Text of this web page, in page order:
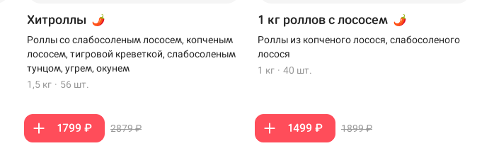
Хитроллы
Роллы со слабосоленым лососем, копченым
лососем, тигровой креветкой, слабосоленым
тунцом, угрем, окунем
1,5 кг · 56 шт.
1799 ₽ 2879 ₽
1 кг роллов с лососем
Роллы из копченого лосося, слабосоленого
лосося
1 кг · 40 шт.
1499 ₽ 1899 ₽